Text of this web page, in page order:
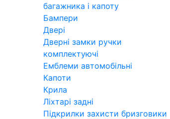
багажника і капоту
Бампери
Двері
Дверні замки ручки
комплектуючі
Емблеми автомобільні
Капоти
Крила
Ліхтарі задні
Підкрилки захисти бризговики